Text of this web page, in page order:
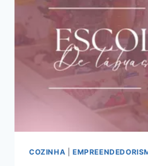
RUIM?
DO
CURSO
DA
ANA
CAROLINA
ANDRADE,
FUNCIONA
É
COZINHA